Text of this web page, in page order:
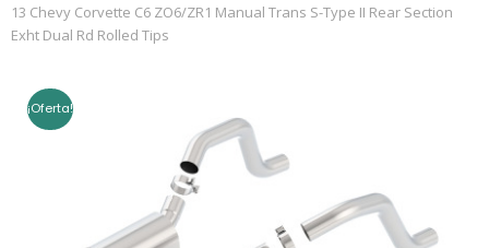
13 Chevy Corvette C6 ZO6/ZR1 Manual Trans S-Type II Rear Section
Exht Dual Rd Rolled Tips
¡Oferta!